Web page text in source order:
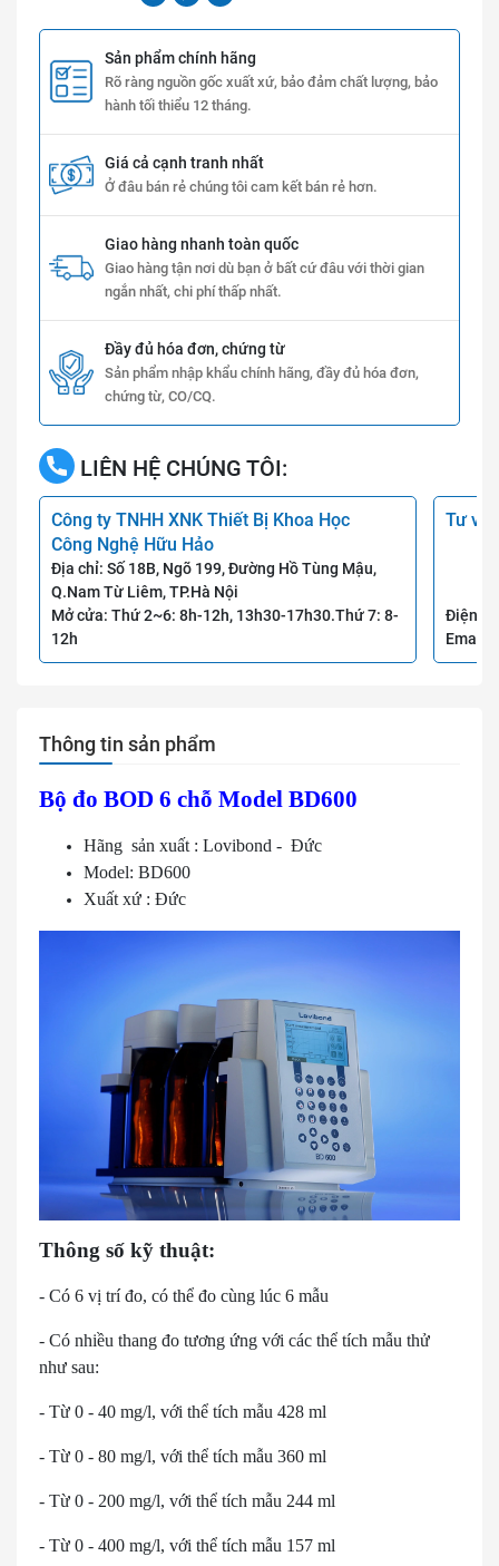
Sản phẩm chính hãng
Rõ ràng nguồn gốc xuất xứ, bảo đảm chất lượng, bảo
hành tối thiểu 12 tháng.
Giá cả cạnh tranh nhất
Ở đâu bán rẻ chúng tôi cam kết bán rẻ hơn.
Giao hàng nhanh toàn quốc
Giao hàng tận nơi dù bạn ở bất cứ đâu với thời gian
ngắn nhất, chi phí thấp nhất.
Đầy đủ hóa đơn, chứng từ
Sản phẩm nhập khẩu chính hãng, đầy đủ hóa đơn,
chứng từ, CO/CQ.
LIÊN HỆ CHÚNG TÔI:
Công ty TNHH XNK Thiết Bị Khoa Học
Công Nghệ Hữu Hảo
Địa chỉ: Số 18B, Ngõ 199, Đường Hồ Tùng Mậu,
Q.Nam Từ Liêm, TP.Hà Nội
Mở cửa: Thứ 2~6: 8h-12h, 13h30-17h30.Thứ 7: 8-
12h
Tư
Điện
Email:
Thông tin sản phẩm
Bộ đo BOD 6 chỗ Model BD600
Hãng sản xuất : Lovibond - Đức
Model: BD600
Xuất xứ : Đức
Thông số kỹ thuật:
- Có 6 vị trí đo, có thể đo cùng lúc 6 mẫu
- Có nhiều thang đo tương ứng với các thể tích mẫu thử
như sau:
- Từ 0 - 40 mg/l, với thể tích mẫu 428 ml
- Từ 0 - 80 mg/l, với thể tích mẫu 360 ml
- Từ 0 - 200 mg/l, với thể tích mẫu 244 ml
- Từ 0 - 400 mg/l, với thể tích mẫu 157 ml